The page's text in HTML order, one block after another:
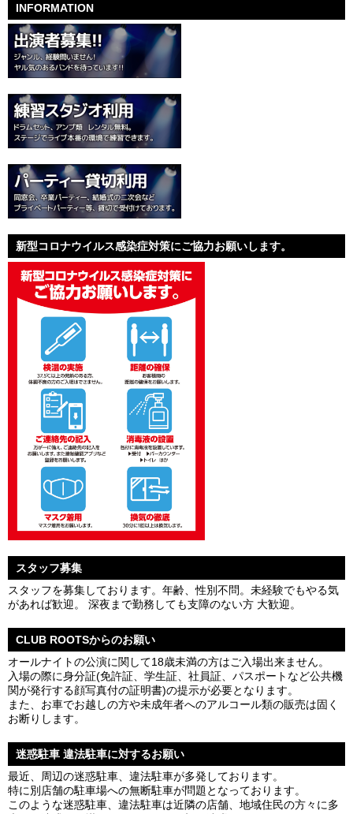
INFORMATION
新型コロナウイルス感染症対策にご協力お願いします。
スタッフ募集
スタッフを募集しております。年齢、性別不問。未経験でもやる気
があれば歓迎。 深夜まで勤務しても支障のない方 大歓迎。
CLUB ROOTSからのお願い
オールナイトの公演に関して18歳未満の方はご入場出来ません。
入場の際に身分証(免許証、学生証、社員証、パスポートなど公共機
関が発行する顔写真付の証明書)の提示が必要となります。
また、お車でお越しの方や未成年者へのアルコール類の販売は固く
お断りします。
迷惑駐車 違法駐車に対するお願い
最近、周辺の迷惑駐車、違法駐車が多発しております。
特に別店舗の駐車場への無断駐車が問題となっております。
このような迷惑駐車、違法駐車は近隣の店舗、地域住民の方々に多